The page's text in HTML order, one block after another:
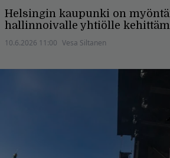
Helsingin kaupunki on
hallinnoivalle yhtiölle
10.6.2026 11:00 Vesa Siltanen